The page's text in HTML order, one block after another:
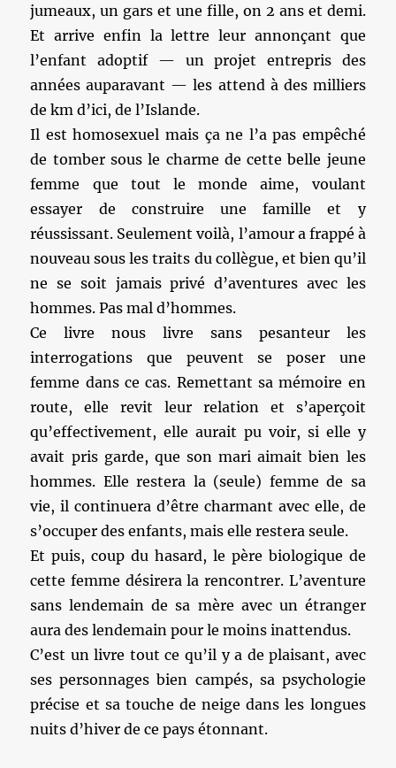
jumeaux, un gars et une fille, on 2 ans et demi.
Et arrive enfin la lettre leur annonçant que
l’enfant adoptif — un projet entrepris des
années auparavant — les attend à des milliers
de km d’ici, de l’Islande.
Il est homosexuel mais ça ne l’a pas empêché
de tomber sous le charme de cette belle jeune
femme que tout le monde aime, voulant
essayer de construire une famille et y
réussissant. Seulement voilà, l’amour a frappé à
nouveau sous les traits du collègue, et bien qu’il
ne se soit jamais privé d’aventures avec les
hommes. Pas mal d’hommes.
Ce livre nous livre sans pesanteur les
interrogations que peuvent se poser une
femme dans ce cas. Remettant sa mémoire en
route, elle revit leur relation et s’aperçoit
qu’effectivement, elle aurait pu voir, si elle y
avait pris garde, que son mari aimait bien les
hommes. Elle restera la (seule) femme de sa
vie, il continuera d’être charmant avec elle, de
s’occuper des enfants, mais elle restera seule.
Et puis, coup du hasard, le père biologique de
cette femme désirera la rencontrer. L’aventure
sans lendemain de sa mère avec un étranger
aura des lendemain pour le moins inattendus.
C’est un livre tout ce qu’il y a de plaisant, avec
ses personnages bien campés, sa psychologie
précise et sa touche de neige dans les longues
nuits d’hiver de ce pays étonnant.